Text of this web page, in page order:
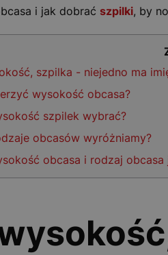
i jak dobrać szpilki, by
szpilka - niejedno ma
wysokość obcasa?
szpilek wybrać?
obcasów wyróżniamy?
obcasa i rodzaj